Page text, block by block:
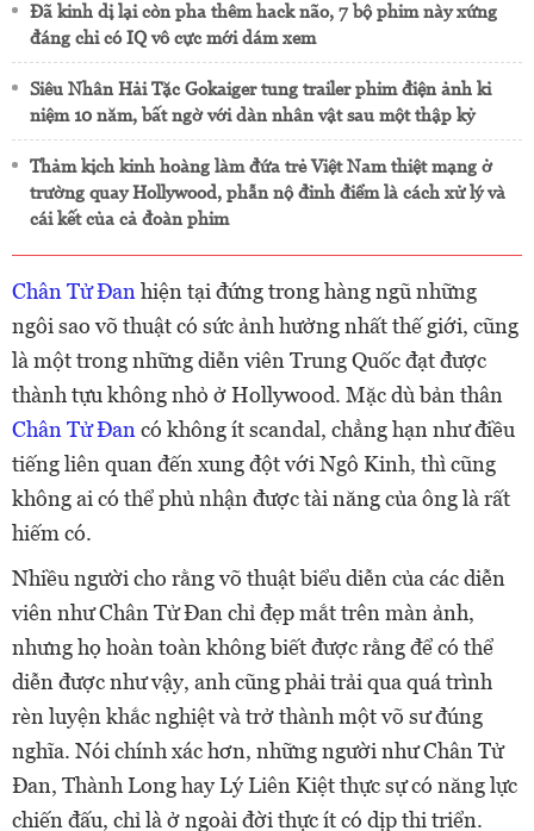
Đã kinh dị lại còn pha thêm hack não, 7 bộ phim này xứng
đáng chỉ có IQ vô cực mới dám xem
Siêu Nhân Hải Tặc Gokaiger tung trailer phim điện ảnh kỉ
niệm 10 năm, bất ngờ với dàn nhân vật sau một thập kỷ
Thảm kịch kinh hoàng làm đứa trẻ Việt Nam thiệt mạng ở
trường quay Hollywood, phẫn nộ đỉnh điểm là cách xử lý và
cái kết của cả đoàn phim
Chân Tử Đan hiện tại đứng trong hàng ngũ những
ngôi sao võ thuật có sức ảnh hưởng nhất thế giới, cũng
là một trong những diễn viên Trung Quốc đạt được
thành tựu không nhỏ ở Hollywood. Mặc dù bản thân
Chân Tử Đan có không ít scandal, chẳng hạn như điều
tiếng liên quan đến xung đột với Ngô Kinh, thì cũng
không ai có thể phủ nhận được tài năng của ông là rất
hiếm có.
Nhiều người cho rằng võ thuật biểu diễn của các diễn
viên như Chân Tử Đan chỉ đẹp mắt trên màn ảnh,
nhưng họ hoàn toàn không biết được rằng để có thể
diễn được như vậy, anh cũng phải trải qua quá trình
rèn luyện khắc nghiệt và trở thành một võ sư đúng
nghĩa. Nói chính xác hơn, những người như Chân Tử
Đan, Thành Long hay Lý Liên Kiệt thực sự có năng lực
chiến đấu, chỉ là ở ngoài đời thực ít có dịp thi triển.